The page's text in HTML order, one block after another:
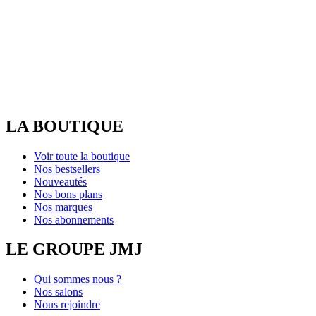
LA BOUTIQUE
Voir toute la boutique
Nos bestsellers
Nouveautés
Nos bons plans
Nos marques
Nos abonnements
LE GROUPE JMJ
Qui sommes nous ?
Nos salons
Nous rejoindre